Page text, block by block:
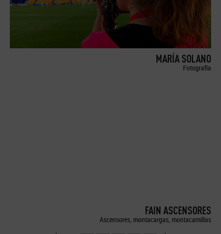
MARÍA SOLANO
Fotografía
FAIN ASCENSORES
Ascensores, montacargas, montacamillas